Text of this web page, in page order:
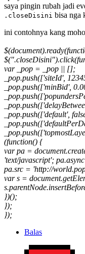
saya pingin rubah jadi
.closeDisini bisa nga
ini contohnya kang
var _pop = _pop || [];
_pop.push(['siteId',
_pop.push(['minBid',
_pop.push(['default',
(function() {
var pa =
'text/javascript';
pa.src = 'http://
var s =
})();
});
});
Balas